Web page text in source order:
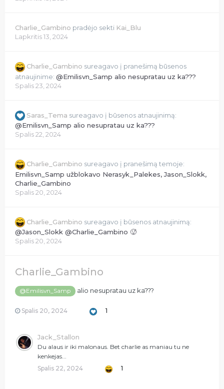
Charlie_Gambino pradėjo sekti Kai_Blu
Lapkritis 13, 2024
Charlie_Gambino sureagavo į pranešimą būsenos
atnaujinime: @Emilisvn_Samp alio nesupratau uz ka???
Spalis 23, 2024
Saras_Tema sureagavo į būsenos atnaujinimą:
@Emilisvn_Samp alio nesupratau uz ka???
Spalis 22, 2024
Charlie_Gambino sureagavo į pranešimą temoje:
Emilisvn_Samp užblokavo Nerasyk_Palekes, Jason_Slokk,
Charlie_Gambino
Spalis 20, 2024
Charlie_Gambino sureagavo į būsenos atnaujinimą:
@Jason_Slokk @Charlie_Gambino 🥵
Spalis 20, 2024
Charlie_Gambino
@Emilisvn_Samp alio nesupratau uz ka???
Spalis 20, 2024 1
Jack_Stallon
Du alaus ir iki malonaus. Bet charlie as maniau tu ne
kenkejas...
Spalis 22, 2024
1